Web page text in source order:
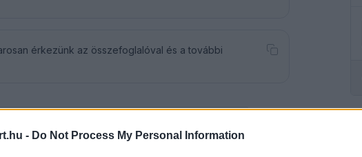
- Do Not Process My Personal Information
érkezünk az összefoglalóval és a további
the server or network failed or because the